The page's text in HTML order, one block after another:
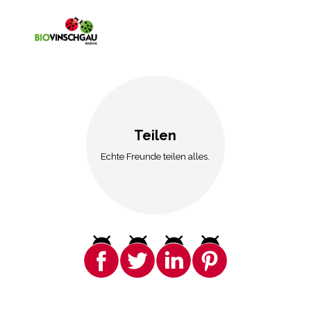
Teilen
Echte Freunde teilen alles.